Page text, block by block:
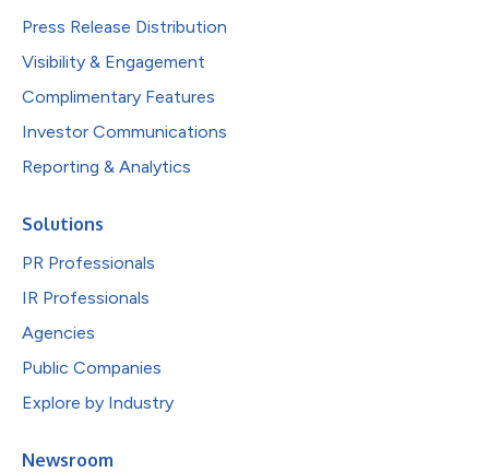
Press Release Distribution
Visibility & Engagement
Complimentary Features
Investor Communications
Reporting & Analytics
Solutions
PR Professionals
IR Professionals
Agencies
Public Companies
Explore by Industry
Newsroom